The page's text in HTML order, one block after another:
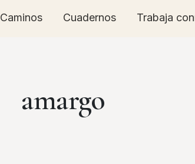
Caminos Cuadernos Trabaja
amargo